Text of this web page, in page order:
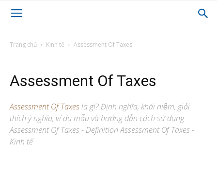
Trang chủ Kinh tế Assessment Of Taxes
Assessment Of Taxes
Assessment Of Taxeslà gì? Định nghĩa, khái niệm, giải
thích ý nghĩa, ví dụ mẫu và hướng dẫn cách sử dụng
Assessment Of Taxes - Definition Assessment Of Taxes -
Kinh tế